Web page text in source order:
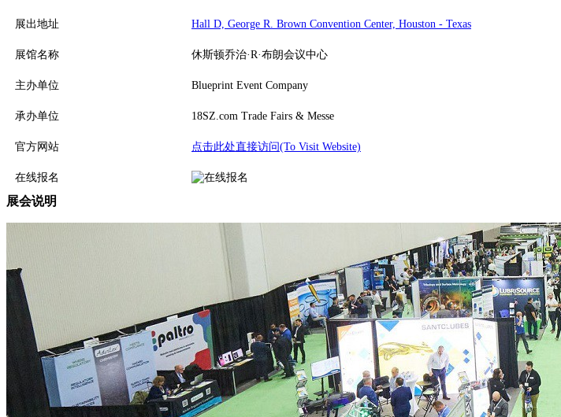
展出地址 Hall D, George R. Brown Convention Center, Houston - Texas
展馆名称 休斯顿乔治·R·布朗会议中心
主办单位 Blueprint Event Company
承办单位 18SZ.com Trade Fairs & Messe
官方网站 点击此处直接访问(To Visit Website)
在线报名
展会说明